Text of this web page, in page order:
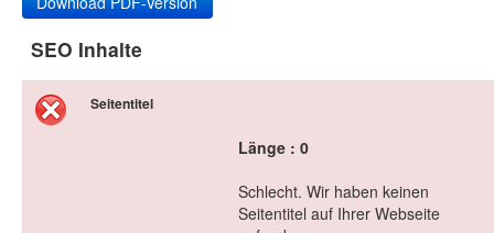
SEO Inhalte
Seitentitel
Länge : 0
Schlecht. Wir haben keinen
Seitentitel auf Ihrer Webseite